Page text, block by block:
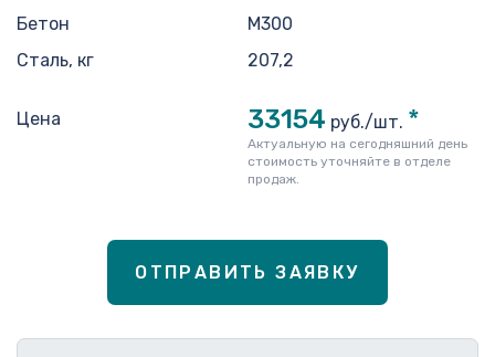
Бетон
М300
Сталь, кг
207,2
Цена 33154 руб./шт. *
Актуальную на сегодняшний день
стоимость уточняйте в отделе
продаж.
ОТПРАВИТЬ ЗАЯВКУ